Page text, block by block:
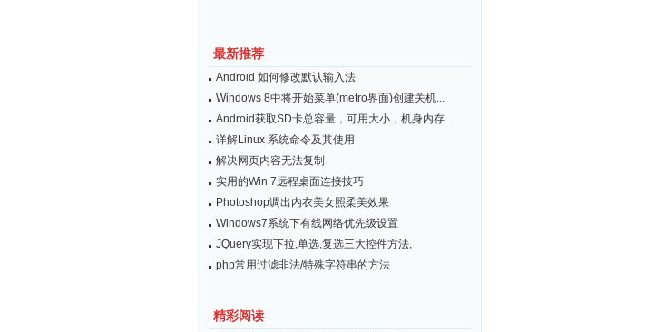
最新推荐
Android 如何修改默认输入法
Windows 8中将开始菜单(metro界面)创建关机...
Android获取SD卡总容量，可用大小，机身内存...
详解Linux 系统命令及其使用
解决网页内容无法复制
实用的Win 7远程桌面连接技巧
Photoshop调出内衣美女照柔美效果
Windows7系统下有线网络优先级设置
JQuery实现下拉,单选,复选三大控件方法,
php常用过滤非法/特殊字符串的方法
精彩阅读